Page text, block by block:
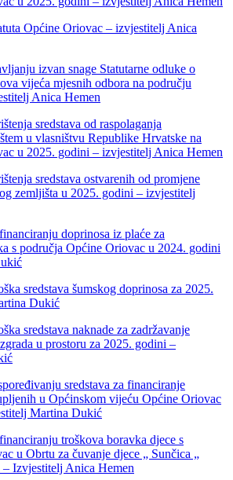
Općine Oriovac – izvjestitelj Anica
izvan snage Statutarne odluke o
vijeća mjesnih odbora na području
Anica Hemen
sredstava od raspolaganja
u vlasništvu Republike Hrvatske na
u 2025. godini – izvjestitelj Anica Hemen
sredstava ostvarenih od promjene
zemljišta u 2025. godini – izvjestitelj
doprinosa iz plaće za
s područja Općine Oriovac u 2024. godini
sredstava šumskog doprinosa za 2025.
Dukić
sredstava naknade za zadržavanje
u prostoru za 2025. godini –
sredstava za financiranje
u Općinskom vijeću Općine Oriovac
Martina Dukić
troškova boravka djece s
u Obrtu za čuvanje djece „ Sunčica „
Izvjestitelj Anica Hemen